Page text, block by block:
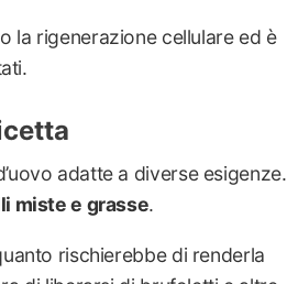
la rigenerazione cellulare ed è
adatte a diverse esigenze.
miste e grasse.
rischierebbe di renderla